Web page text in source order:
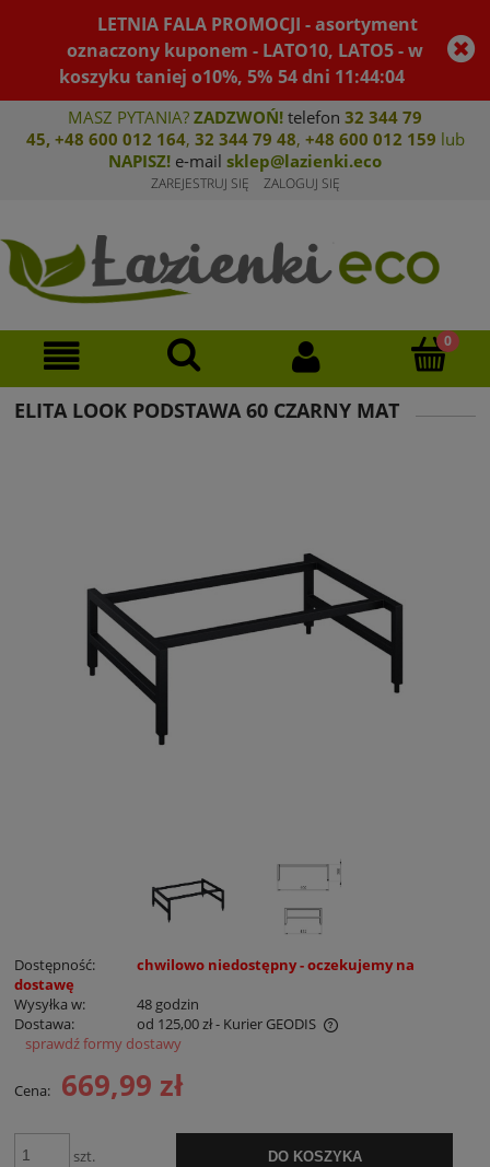
LETNIA FALA PROMOCJI - asortyment
oznaczony kuponem - LATO10, LATO5 - w
koszyku taniej o10%, 5% 54dni 11:44:04
MASZ PYTANIA? ZADZWOŃ! telefon 32 344 79
45, +48 600 012 164, 32 344 79 48, +48 600 012 159 lub
NAPISZ! e-mail sklep@lazienki.eco
ZAREJESTRUJ SIĘ ZALOGUJ SIĘ
ELITA LOOK PODSTAWA 60 CZARNY MAT
Dostępność:
chwilowo niedostępny - oczekujemy na
dostawę
Wysyłka w:
48 godzin
Dostawa:
od 125,00 zł- Kurier GEODIS
Cena nie zawiera ewentualnych kosztów płatności
sprawdź formy dostawy
Cena: 669,99 zł
szt. DO KOSZYKA